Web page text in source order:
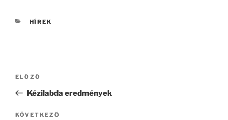
KATEGÓRIÁK
HÍREK
Bejegyzés
Korábbi
bejegyzés
ELŐZŐ
Kézilabda eredmények
Következő
KÖVETKEZŐ